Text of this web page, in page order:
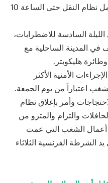
الاثنين، على الرغم من السماح بعمل نظام النقل حتى الساعة 10
السادسة للاضطرابات،
المدينة الساحلية مع
هليكوبتر.
الأمنية الأكثر
اعتباراً من يوم الجمعة.
وأمر بإغلاق نظام
والترام والمترو من
أعمال الشغب التي عمت
الشرطة الفرنسية الثلاثاء